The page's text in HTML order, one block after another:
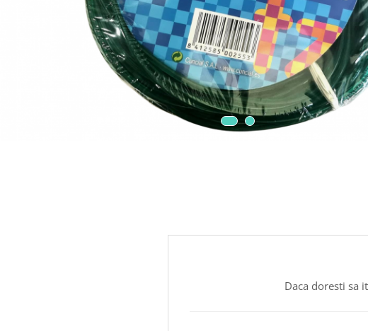
Daca doresti sa